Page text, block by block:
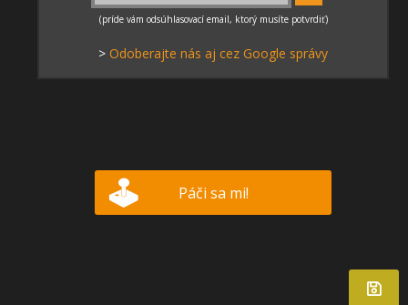
> Odoberajte nás aj cez Google správy
Páči sa mi!